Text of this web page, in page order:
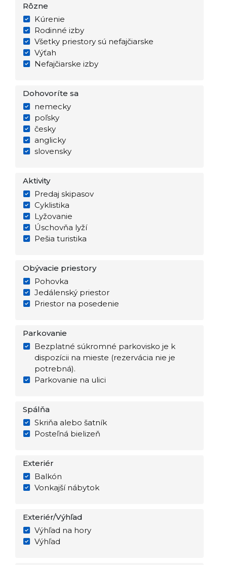
Rôzne
Kúrenie
Rodinné izby
Všetky priestory sú nefajčiarske
Výťah
Nefajčiarske izby
Dohovoríte sa
nemecky
poľsky
česky
anglicky
slovensky
Aktivity
Predaj skipasov
Cyklistika
Lyžovanie
Úschovňa lyží
Pešia turistika
Obývacie priestory
Pohovka
Jedálenský priestor
Priestor na posedenie
Parkovanie
Bezplatné súkromné parkovisko je k
dispozícii na mieste (rezervácia nie je
potrebná).
Parkovanie na ulici
Spálňa
Skriňa alebo šatník
Posteľná bielizeň
Exteriér
Balkón
Vonkajší nábytok
Exteriér/Výhľad
Výhľad na hory
Výhľad